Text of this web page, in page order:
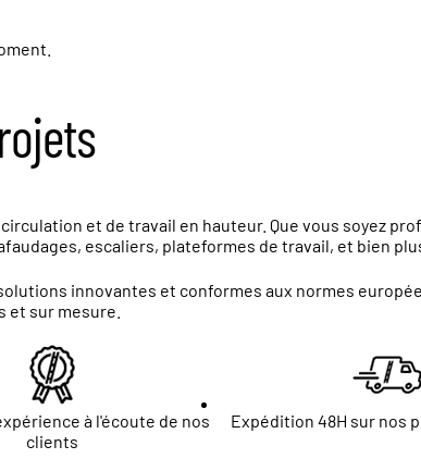
et de travail en hauteur. Que vous soyez
escaliers, plateformes de travail, et bien
innovantes et conformes aux normes
sur mesure.
à l'écoute de nos
clients
Expédition 48H sur nos